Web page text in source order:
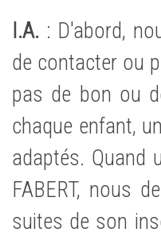
I.A. : D'abord,
de contacter ou
pas de bon ou
chaque enfant,
adaptés. Quand
FABERT, nous
suites de son